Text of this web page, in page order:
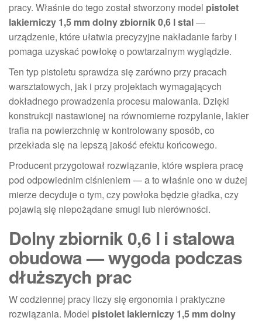
pracy. Właśnie do tego został stworzony model pistolet
lakierniczy 1,5 mm dolny zbiornik 0,6 l stal—
urządzenie, które ułatwia precyzyjne nakładanie farby i
pomaga uzyskać powłokę o powtarzalnym wyglądzie.
Ten typ pistoletu sprawdza się zarówno przy pracach
warsztatowych, jak i przy projektach wymagających
dokładnego prowadzenia procesu malowania. Dzięki
konstrukcji nastawionej na równomierne rozpylanie, lakier
trafia na powierzchnię w kontrolowany sposób, co
przekłada się na lepszą jakość efektu końcowego.
Producent przygotował rozwiązanie, które wspiera pracę
pod odpowiednim ciśnieniem — a to właśnie ono w dużej
mierze decyduje o tym, czy powłoka będzie gładka, czy
pojawią się niepożądane smugi lub nierówności.
Dolny zbiornik 0,6 l i stalowa
obudowa — wygoda podczas
dłuższych prac
W codziennej pracy liczy się ergonomia i praktyczne
rozwiązania. Model pistolet lakierniczy 1,5 mm dolny